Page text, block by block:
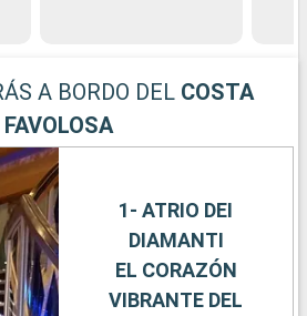
A BORDO DEL COSTA
FAVOLOSA
1- ATRIO DEI
DIAMANTI
EL CORAZÓN
VIBRANTE DEL